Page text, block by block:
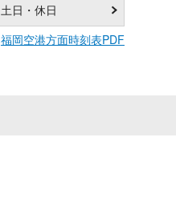
土日・休日
福岡空港方面時刻表PDF